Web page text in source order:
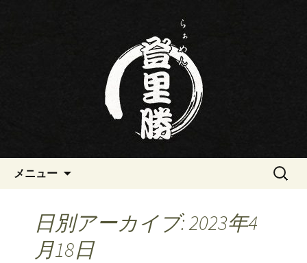
三重・桑名の寿司・ラーメン屋
らぁめん登里勝(とりかつ)のブ
ん登里勝(とりかつ)のブログです
メニュー
検
日別アーカイブ: 2023年4
月18日